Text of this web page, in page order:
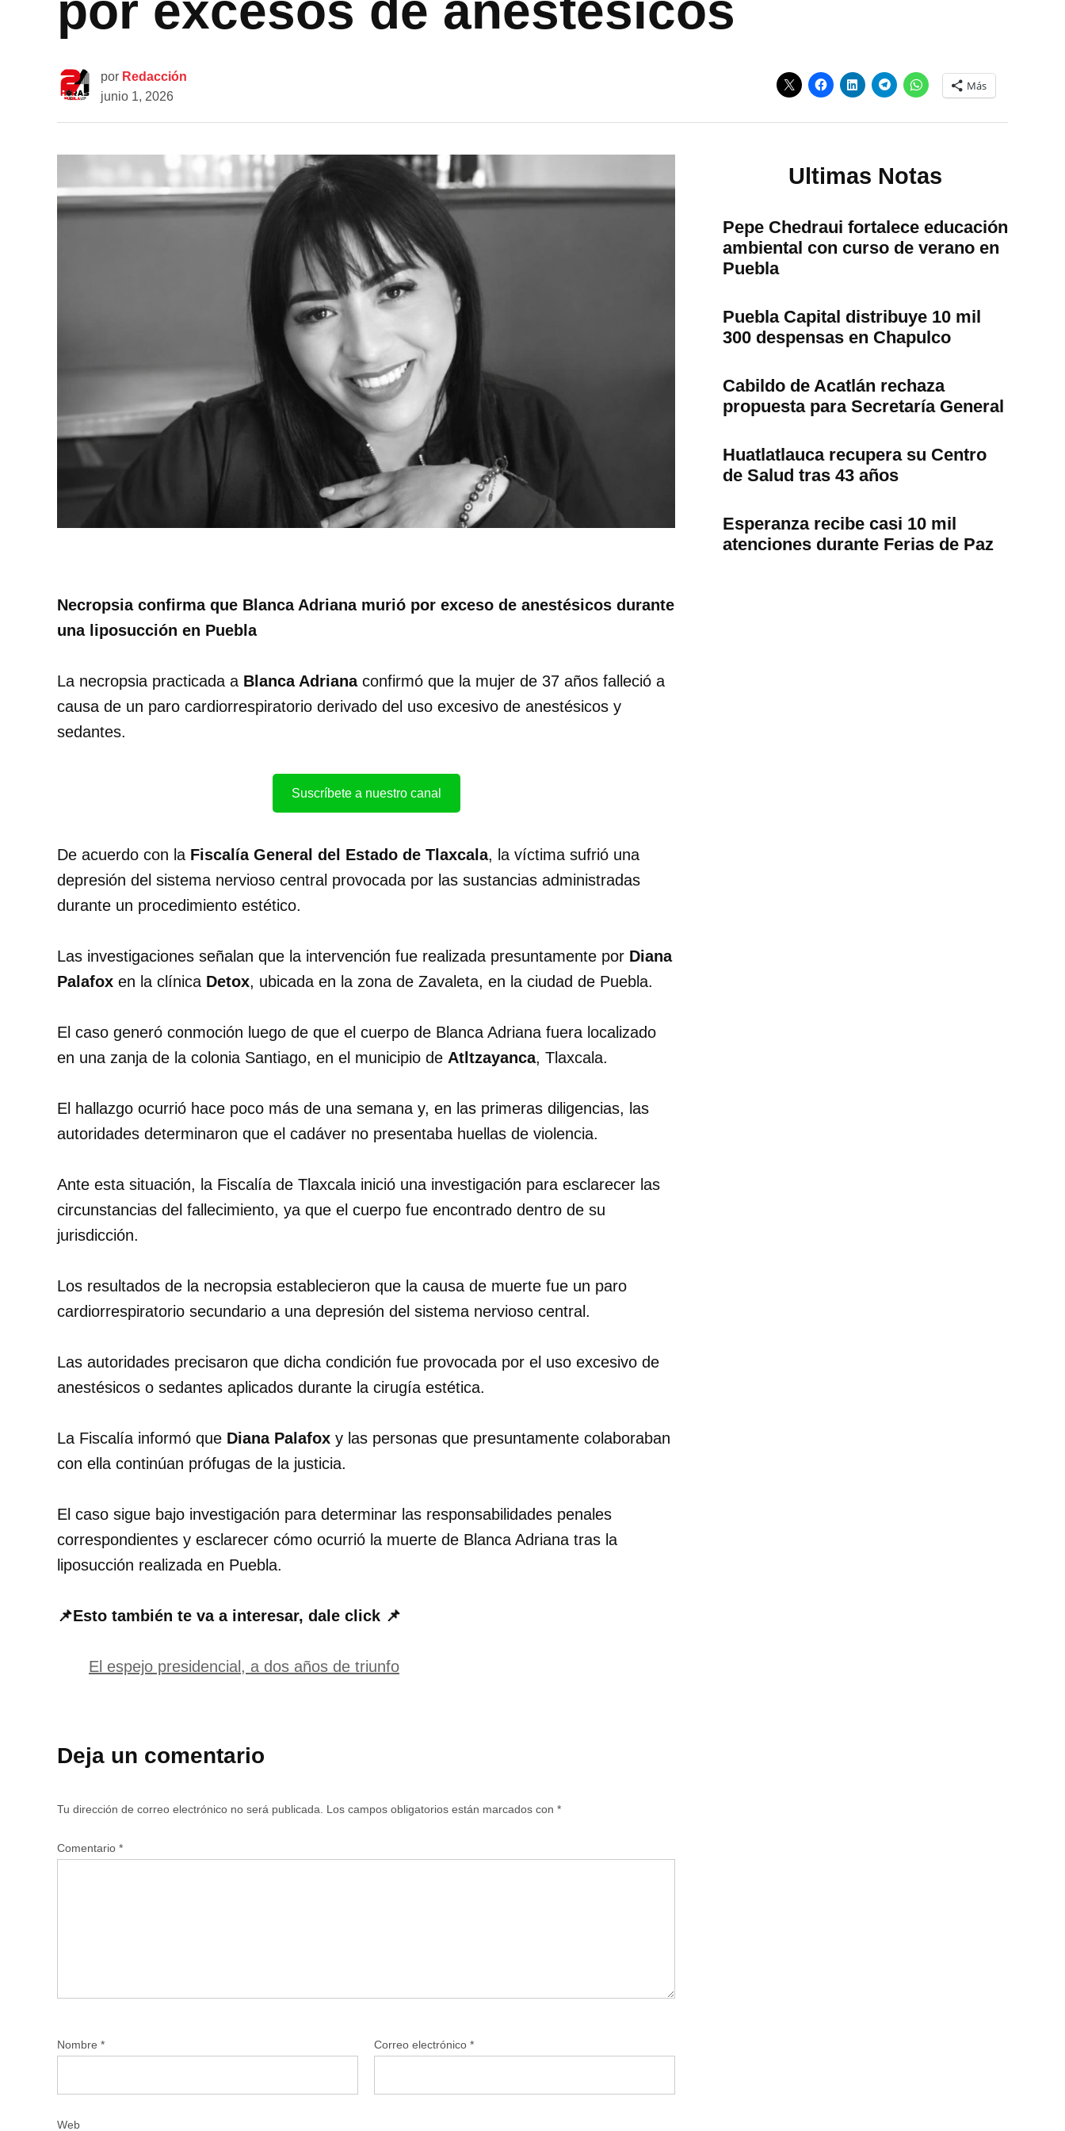
por Redacción
junio 1, 2026
Más
Necropsia confirma que Blanca Adriana murió por exceso de anestésicos durante
una liposucción en Puebla
La necropsia practicada a Blanca Adrianaconfirmó que la mujer de 37 años falleció a
causa de un paro cardiorrespiratorio derivado del uso excesivo de anestésicos y
sedantes.
Suscríbete a nuestro canal
De acuerdo con la Fiscalía General del Estado de Tlaxcala, la víctima sufrió una
depresión del sistema nervioso central provocada por las sustancias administradas
durante un procedimiento estético.
Las investigaciones señalan que la intervención fue realizada presuntamente por Diana
Palafox en la clínica Detox, ubicada en la zona de Zavaleta, en la ciudad de Puebla.
El caso generó conmoción luego de que el cuerpo de Blanca Adriana fuera localizado
en una zanja de la colonia Santiago, en el municipio de Atltzayanca, Tlaxcala.
El hallazgo ocurrió hace poco más de una semana y, en las primeras diligencias, las
autoridades determinaron que el cadáver no presentaba huellas de violencia.
Ante esta situación, la Fiscalía de Tlaxcala inició una investigación para esclarecer las
circunstancias del fallecimiento, ya que el cuerpo fue encontrado dentro de su
jurisdicción.
Los resultados de la necropsia establecieron que la causa de muerte fue un paro
cardiorrespiratorio secundario a una depresión del sistema nervioso central.
Las autoridades precisaron que dicha condición fue provocada por el uso excesivo de
anestésicos o sedantes aplicados durante la cirugía estética.
La Fiscalía informó que Diana Palafox y las personas que presuntamente colaboraban
con ella continúan prófugas de la justicia.
El caso sigue bajo investigación para determinar las responsabilidades penales
correspondientes y esclarecer cómo ocurrió la muerte de Blanca Adriana tras la
liposucción realizada en Puebla.
📌Esto también te va a interesar, dale click 📌
El espejo presidencial, a dos años de triunfo
Deja un comentario
Tu dirección de correo electrónico no será publicada. Los campos obligatorios están marcados con *
Comentario *
Nombre * Correo electrónico *
Web
Ultimas Notas
Pepe Chedraui fortalece educación
ambiental con curso de verano en
Puebla
Puebla Capital distribuye 10 mil
300 despensas en Chapulco
Cabildo de Acatlán rechaza
propuesta para Secretaría General
Huatlatlauca recupera su Centro
de Salud tras 43 años
Esperanza recibe casi 10 mil
atenciones durante Ferias de Paz